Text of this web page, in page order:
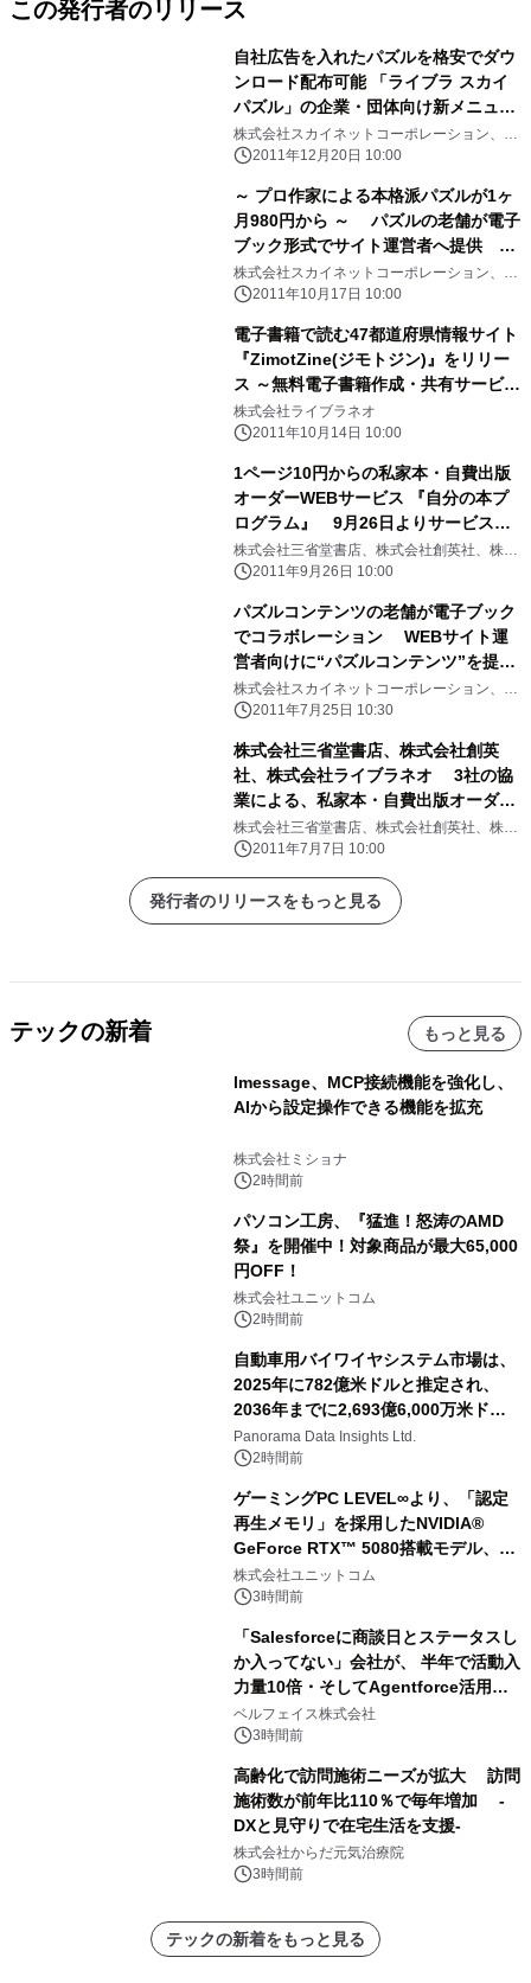
この発行者のリリース
自社広告を入れたパズルを格安でダウ
ンロード配布可能 「ライブラ スカイ
パズル」の企業・団体向け新メニュー
『プリント＆アドパック』をリリース
株式会社スカイネットコーポレーション、株
式会社ライブラネオ
2011年12月20日 10:00
～ プロ作家による本格派パズルが1ヶ
月980円から ～ パズルの老舗が電子
ブック形式でサイト運営者へ提供
『ライブラ スカイパズル』本日よりサ
ービス開始
株式会社スカイネットコーポレーション、株
式会社ライブラネオ
2011年10月17日 10:00
電子書籍で読む47都道府県情報サイト
『ZimotZine(ジモトジン)』をリリー
ス ～無料電子書籍作成・共有サービス
「ライブラ」より提供～
株式会社ライブラネオ
2011年10月14日 10:00
1ページ10円からの私家本・自費出版
オーダーWEBサービス 『自分の本プ
ログラム』 9月26日よりサービス開
始
株式会社三省堂書店、株式会社創英社、株式
会社ライブラネオ
2011年9月26日 10:00
パズルコンテンツの老舗が電子ブック
でコラボレーション WEBサイト運
営者向けに“パズルコンテンツ”を提
供！ 協業サービス『ライブラ スカイ
パズル』を9月よりスタート
株式会社スカイネットコーポレーション、株
式会社ライブラネオ
2011年7月25日 10:30
株式会社三省堂書店、株式会社創英
社、株式会社ライブラネオ 3社の協
業による、私家本・自費出版オーダー
WEBサービス 『自分の本プログラ
ム』が8月末よりスタート！
株式会社三省堂書店、株式会社創英社、株式
会社ライブラネオ
2011年7月7日 10:00
発行者のリリースをもっと見る
テックの新着 もっと見る
lmessage、MCP接続機能を強化し、
AIから設定操作できる機能を拡充
株式会社ミショナ
2時間前
パソコン工房、『猛進！怒涛のAMD
祭』を開催中！対象商品が最大65,000
円OFF！
株式会社ユニットコム
2時間前
自動車用バイワイヤシステム市場は、
2025年に782億米ドルと推定され、
2036年までに2,693億6,000万米ドル
に達すると予測されており、予測期間
（2026年～2036年）
Panorama Data Insights Ltd.
2時間前
ゲーミングPC LEVEL∞より、「認定
再生メモリ」を採用したNVIDIA®
GeForce RTX™ 5080搭載モデル、
NVIDIA® GeForce RTX™ 5070 Ti搭
載モデルを販売開始
株式会社ユニットコム
3時間前
「Salesforceに商談日とステータスし
か入ってない」会社が、 半年で活動入
力量10倍・そしてAgentforce活用へ
── 敷島住宅×bellSalesAI事例公開
ベルフェイス株式会社
3時間前
高齢化で訪問施術ニーズが拡大 訪問
施術数が前年比110％で毎年増加 -
DXと見守りで在宅生活を支援-
株式会社からだ元気治療院
3時間前
テックの新着をもっと見る